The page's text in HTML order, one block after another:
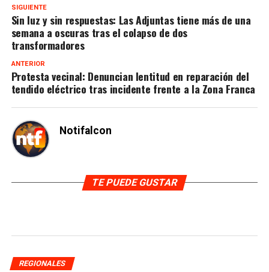
SIGUIENTE
Sin luz y sin respuestas: Las Adjuntas tiene más de una
semana a oscuras tras el colapso de dos
transformadores
ANTERIOR
Protesta vecinal: Denuncian lentitud en reparación del
tendido eléctrico tras incidente frente a la Zona Franca
Notifalcon
TE PUEDE GUSTAR
REGIONALES